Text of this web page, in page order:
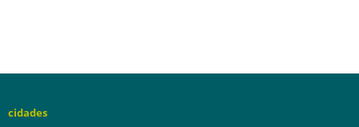
cidades